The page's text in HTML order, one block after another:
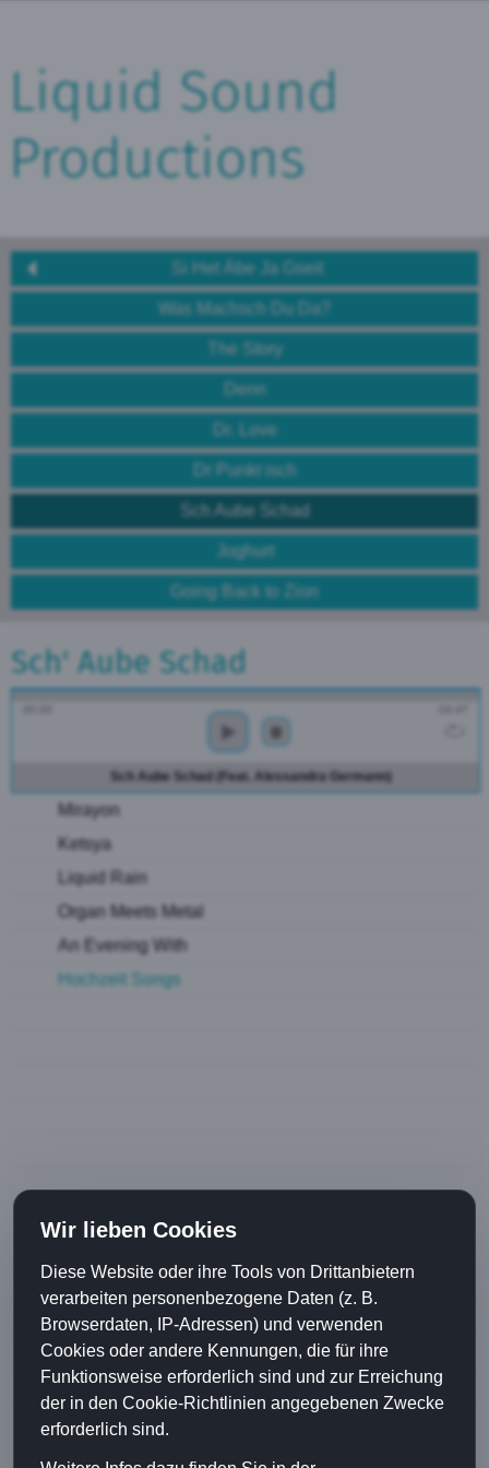
Liquid Sound
Productions
Si Het Äbe Ja Gseit
Was Machsch Du Da?
The Story
Denn
Dr. Love
Dr Punkt isch
Sch Aube Schad
Joghurt
Going Back to Zion
Sch' Aube Schad
Sch Aube Schad (Feat. Alessandra Germann)
Mirayon
Ketsya
Liquid Rain
Organ Meets Metal
An Evening With
Hochzeit Songs
Going Back to Zion
Dario Colombo
Cyril Stoller
Diverses
Wir lieben Cookies
Diese Website oder ihre Tools von Drittanbietern
verarbeiten personenbezogene Daten (z. B.
Browserdaten, IP-Adressen) und verwenden
Cookies oder andere Kennungen, die für ihre
Funktionsweise erforderlich sind und zur Erreichung
der in den Cookie-Richtlinien angegebenen Zwecke
erforderlich sind.